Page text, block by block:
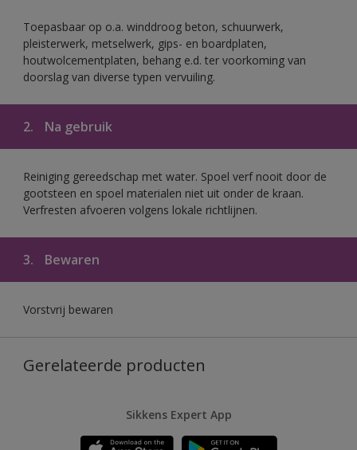
Toepasbaar op o.a. winddroog beton, schuurwerk,
pleisterwerk, metselwerk, gips- en boardplaten,
houtwolcementplaten, behang e.d. ter voorkoming van
doorslag van diverse typen vervuiling.
2. Na gebruik
Reiniging gereedschap met water. Spoel verf nooit door de
gootsteen en spoel materialen niet uit onder de kraan.
Verfresten afvoeren volgens lokale richtlijnen.
3. Bewaren
Vorstvrij bewaren
Gerelateerde producten
Sikkens Expert App